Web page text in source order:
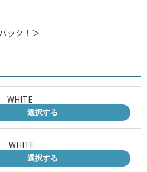
ック！＞
選択する
選択する